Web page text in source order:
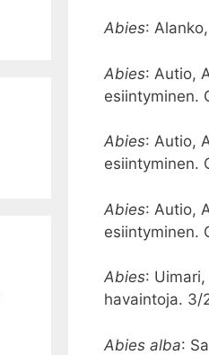
Abies:
Abies: Autio,
esiintyminen.
Abies: Autio,
esiintyminen.
Abies: Autio,
esiintyminen.
Abies:
havaintoja. 3/
Abies alba: